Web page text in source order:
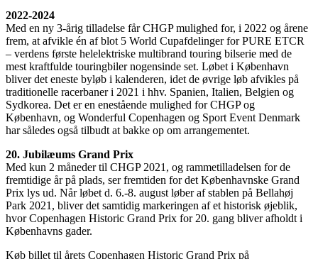
2022-2024
Med en ny 3-årig tilladelse får CHGP mulighed for, i 2022 og årene
frem, at afvikle én af blot 5 World Cupafdelinger for PURE ETCR
– verdens første helelektriske multibrand touring bilserie med de
mest kraftfulde touringbiler nogensinde set. Løbet i København
bliver det eneste byløb i kalenderen, idet de øvrige løb afvikles på
traditionelle racerbaner i 2021 i hhv. Spanien, Italien, Belgien og
Sydkorea. Det er en enestående mulighed for CHGP og
København, og Wonderful Copenhagen og Sport Event Denmark
har således også tilbudt at bakke op om arrangementet.
20. Jubilæums Grand Prix
Med kun 2 måneder til CHGP 2021, og rammetilladelsen for de
fremtidige år på plads, ser fremtiden for det Københavnske Grand
Prix lys ud. Når løbet d. 6.-8. august løber af stablen på Bellahøj
Park 2021, bliver det samtidig markeringen af et historisk øjeblik,
hvor Copenhagen Historic Grand Prix for 20. gang bliver afholdt i
Københavns gader.
Køb billet til årets Copenhagen Historic Grand Prix på